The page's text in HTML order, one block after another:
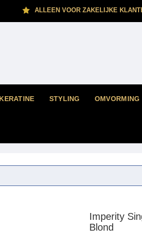
ALLEEN VOOR ZAKELIJKE
KERATINE STYLING OMVORMING
Imperity
Blond